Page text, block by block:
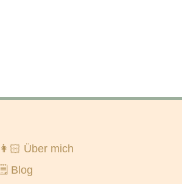
👩🏻 Über mich
🗒️ Blog